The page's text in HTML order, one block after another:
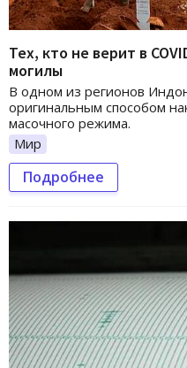
Тех, кто не верит в
могилы
В одном из регионов
оригинальным способом
масочного режима.
Мир
Подробнее